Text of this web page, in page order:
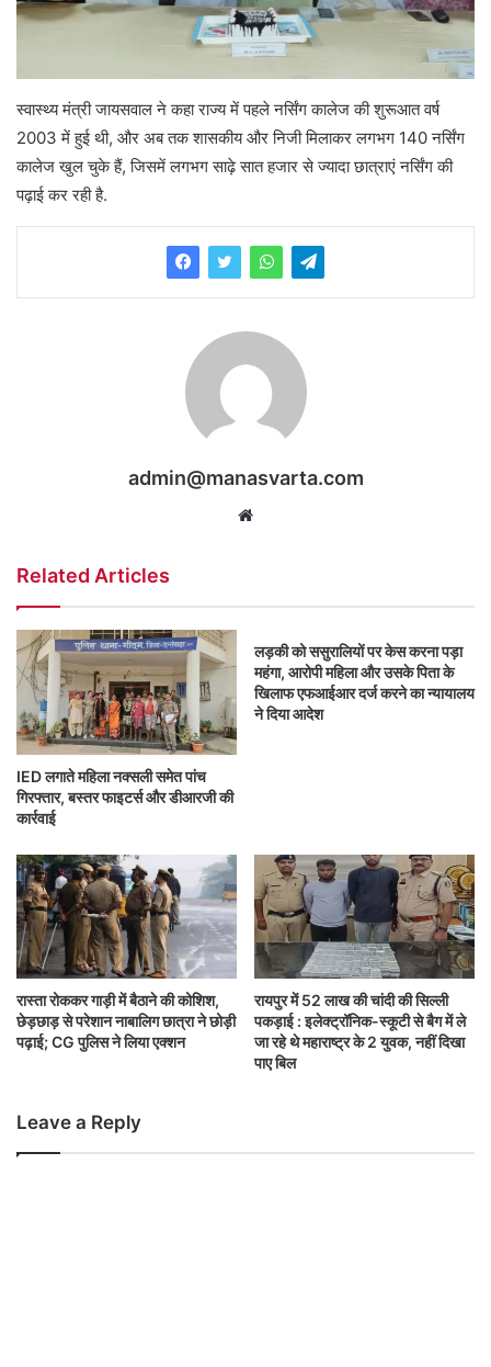
स्वास्थ्य मंत्री जायसवाल ने कहा राज्य में पहले नर्सिंग कालेज की शुरूआत वर्ष
2003 में हुई थी, और अब तक शासकीय और निजी मिलाकर लगभग 140 नर्सिंग
कालेज खुल चुके हैं, जिसमें लगभग साढ़े सात हजार से ज्यादा छात्राएं नर्सिंग की
पढ़ाई कर रही है.
admin@manasvarta.com
Website
Related Articles
IED लगाते महिला नक्सली समेत पांच
गिरफ्तार, बस्तर फाइटर्स और डीआरजी की
कार्रवाई
लड़की को ससुरालियों पर केस करना पड़ा
महंगा, आरोपी महिला और उसके पिता के
खिलाफ एफआईआर दर्ज करने का न्यायालय
ने दिया आदेश
रास्ता रोककर गाड़ी में बैठाने की कोशिश,
छेड़छाड़ से परेशान नाबालिग छात्रा ने छोड़ी
पढ़ाई; CG पुलिस ने लिया एक्शन
रायपुर में 52 लाख की चांदी की सिल्ली
पकड़ाई : इलेक्ट्रॉनिक-स्कूटी से बैग में ले
जा रहे थे महाराष्ट्र के 2 युवक, नहीं दिखा
पाए बिल
Leave a Reply